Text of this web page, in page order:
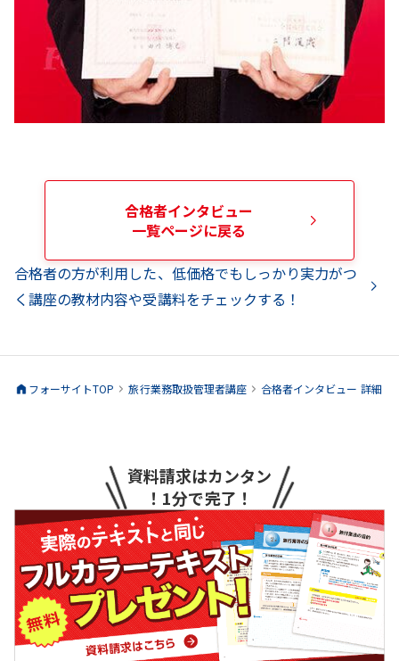
合格者インタビュー
一覧ページに戻る
合格者の方が利用した、低価格でもしっかり実力がつ
く講座の教材内容や受講料をチェックする！
フォーサイトTOP 旅行業務取扱管理者講座 合格者インタビュー 詳細
資料請求はカンタン
！1分で完了！